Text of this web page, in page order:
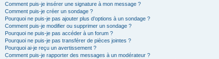
Comment puis-je insérer une signature à mon message ?
Comment puis-je créer un sondage ?
Pourquoi ne puis-je pas ajouter plus d’options à un sondage ?
Comment puis-je modifier ou supprimer un sondage ?
Pourquoi ne puis-je pas accéder à un forum ?
Pourquoi ne puis-je pas transférer de pièces jointes ?
Pourquoi ai-je reçu un avertissement ?
Comment puis-je rapporter des messages à un modérateur ?